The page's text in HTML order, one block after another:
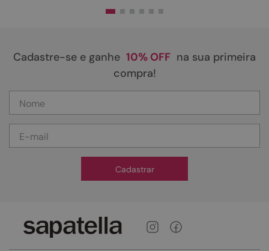
Cadastre-se e ganhe 10% OFF na sua primeira
compra!
Cadastrar